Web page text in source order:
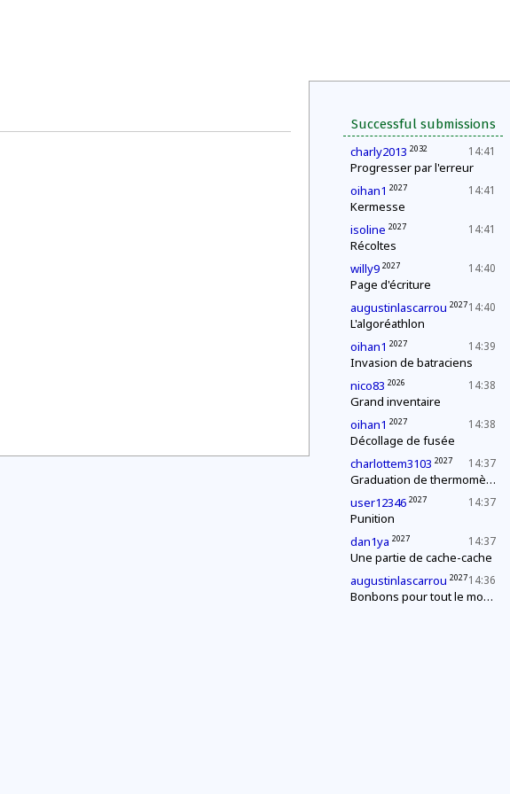
Successful submissions
14:41
charly2013 2032
Progresser par l'erreur
14:41
oihan1 2027
Kermesse
14:41
isoline 2027
Récoltes
14:40
willy9 2027
Page d'écriture
14:40
augustinlascarrou 2027
L'algoréathlon
14:39
oihan1 2027
Invasion de batraciens
14:38
nico83 2026
Grand inventaire
14:38
oihan1 2027
Décollage de fusée
14:37
charlottem3103 2027
Graduation de thermomètres
14:37
user12346 2027
Punition
14:37
dan1ya 2027
Une partie de cache-cache
14:36
augustinlascarrou 2027
Bonbons pour tout le monde !